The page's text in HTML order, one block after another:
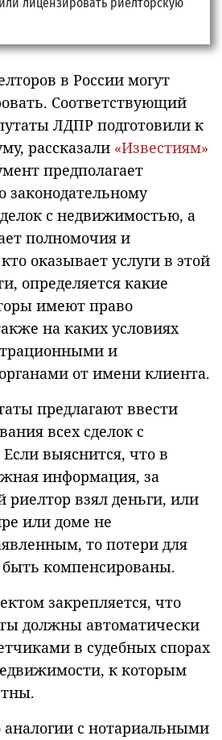
в России могут
Соответствующий
ЛДПР подготовили к
рассказали «Известиям»
предполагает
законодательному
с недвижимостью, а
полномочия и
оказывает услуги в этой
определяется какие
имеют право
на каких условиях
и
от имени клиента.
предлагают ввести
всех сделок с
выяснится, что в
информация, за
риелтор взял деньги, или
или доме не
то потери для
компенсированы.
закрепляется, что
должны автоматически
в судебных спорах
к которым
с нотариальными